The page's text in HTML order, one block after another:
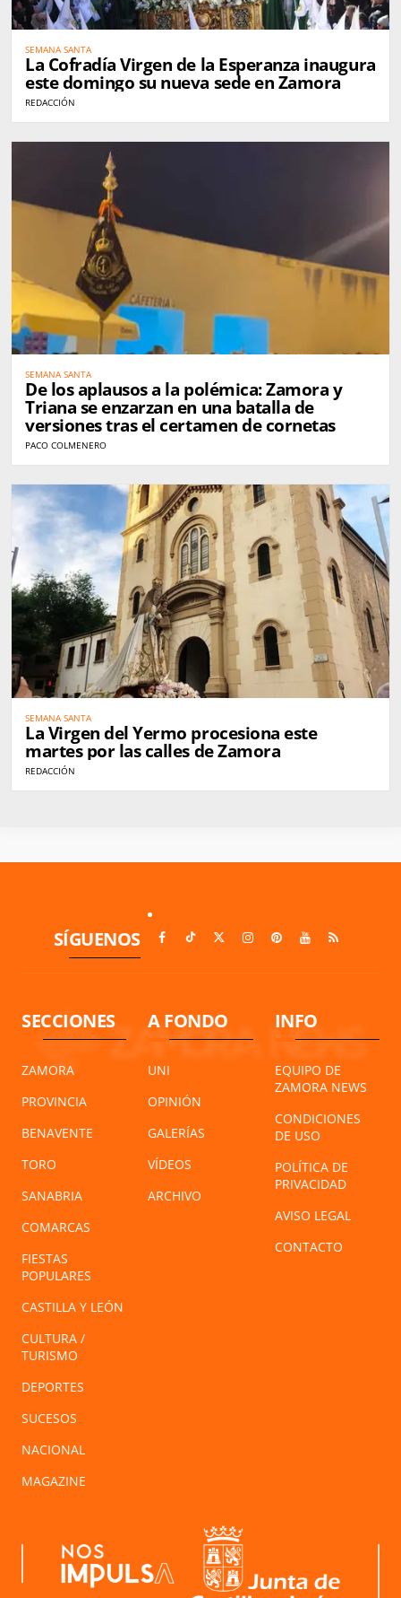
SEMANA SANTA
La Cofradía Virgen de la Esperanza inaugura
este domingo su nueva sede en Zamora
REDACCIÓN
SEMANA SANTA
De los aplausos a la polémica: Zamora y
Triana se enzarzan en una batalla de
versiones tras el certamen de cornetas
PACO COLMENERO
SEMANA SANTA
La Virgen del Yermo procesiona este
martes por las calles de Zamora
REDACCIÓN
SÍGUENOS
SECCIONES
ZAMORA
PROVINCIA
BENAVENTE
TORO
SANABRIA
COMARCAS
FIESTAS
POPULARES
CASTILLA Y LEÓN
CULTURA /
TURISMO
DEPORTES
SUCESOS
NACIONAL
MAGAZINE
A FONDO
UNI
OPINIÓN
GALERÍAS
VÍDEOS
ARCHIVO
INFO
EQUIPO DE
ZAMORA NEWS
CONDICIONES
DE USO
POLÍTICA DE
PRIVACIDAD
AVISO LEGAL
CONTACTO